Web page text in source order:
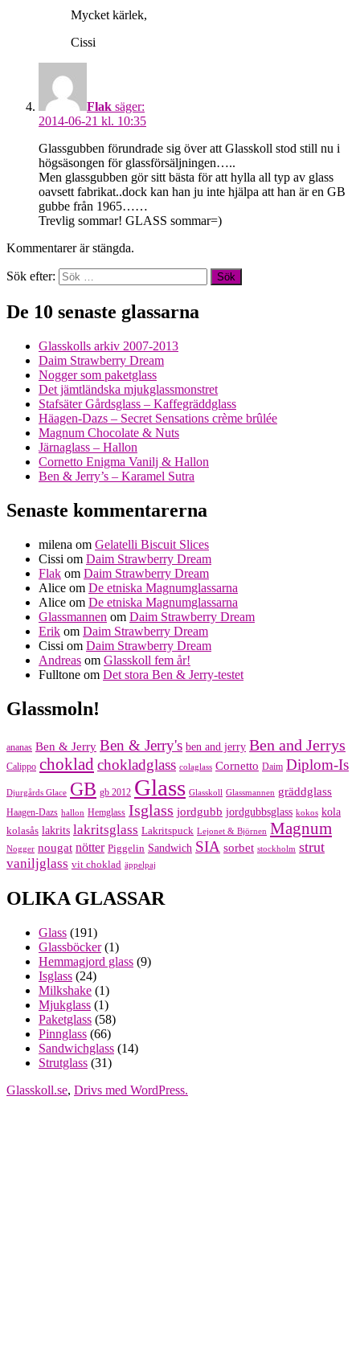
Mycket kärlek,
Cissi
Flak säger:
2014-06-21 kl. 10:35
Glassgubben förundrade sig över att Glasskoll stod still nu i
högsäsongen för glassförsäljningen…..
Men glassgubben gör sitt bästa för att hylla all typ av glass
oavsett fabrikat..dock kan han ju inte hjälpa att han är en GB
gubbe från 1965……
Trevlig sommar! GLASS sommar=)
Kommentarer är stängda.
Sök efter:
De 10 senaste glassarna
Glasskolls arkiv 2007-2013
Daim Strawberry Dream
Nogger som paketglass
Det jämtländska mjukglassmonstret
Stafsäter Gårdsglass – Kaffegräddglass
Häagen-Dazs – Secret Sensations crème brûlée
Magnum Chocolate & Nuts
Järnaglass – Hallon
Cornetto Enigma Vanilj & Hallon
Ben & Jerry’s – Karamel Sutra
Senaste kommentarerna
milena om Gelatelli Biscuit Slices
Cissi om Daim Strawberry Dream
Flak om Daim Strawberry Dream
Alice om De etniska Magnumglassarna
Alice om De etniska Magnumglassarna
Glassmannen om Daim Strawberry Dream
Erik om Daim Strawberry Dream
Cissi om Daim Strawberry Dream
Andreas om Glasskoll fem år!
Fulltone om Det stora Ben & Jerry-testet
Glassmoln!
ananas Ben & Jerry Ben & Jerry's ben and jerry Ben and Jerrys
Calippo choklad chokladglass colaglass Cornetto Daim Diplom-Is
Djurgårds Glace GB gb 2012 Glass Glasskoll Glassmannen gräddglass
Haagen-Dazs hallon Hemglass Isglass jordgubb jordgubbsglass kokos kola
kolasås lakrits lakritsglass Lakritspuck Lejonet & Björnen Magnum
Nogger nougat nötter Piggelin Sandwich SIA sorbet stockholm strut
vaniljglass vit choklad äppelpaj
OLIKA GLASSAR
Glass (191)
Glassböcker(1)
Hemmagjord glass (9)
Isglass (24)
Milkshake (1)
Mjukglass (1)
Paketglass (58)
Pinnglass (66)
Sandwichglass (14)
Strutglass (31)
Glasskoll.se, Drivs med WordPress.